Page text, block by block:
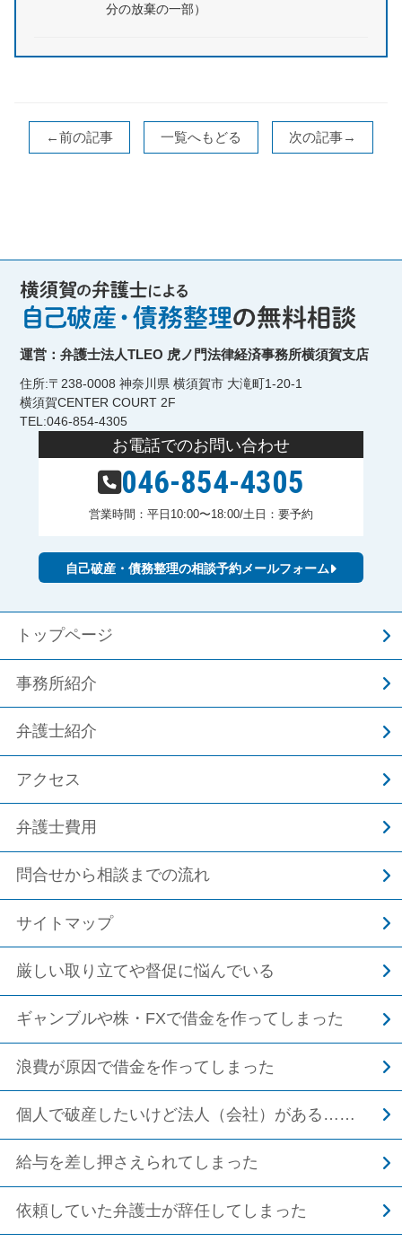
分の放棄の一部）
←前の記事 一覧へもどる 次の記事→
運営：弁護士法人TLEO 虎ノ門法律経済事務所横須賀支店
住所:〒238-0008 神奈川県 横須賀市 大滝町1-20-1
横須賀CENTER COURT 2F
TEL:046-854-4305
お電話でのお問い合わせ
046-854-4305
営業時間：平日10:00〜18:00/土日：要予約
自己破産・債務整理の相談予約メールフォーム
トップページ
事務所紹介
弁護士紹介
アクセス
弁護士費用
問合せから相談までの流れ
サイトマップ
厳しい取り立てや督促に悩んでいる
ギャンブルや株・FXで借金を作ってしまった
浪費が原因で借金を作ってしまった
個人で破産したいけど法人（会社）がある……
給与を差し押さえられてしまった
依頼していた弁護士が辞任してしまった